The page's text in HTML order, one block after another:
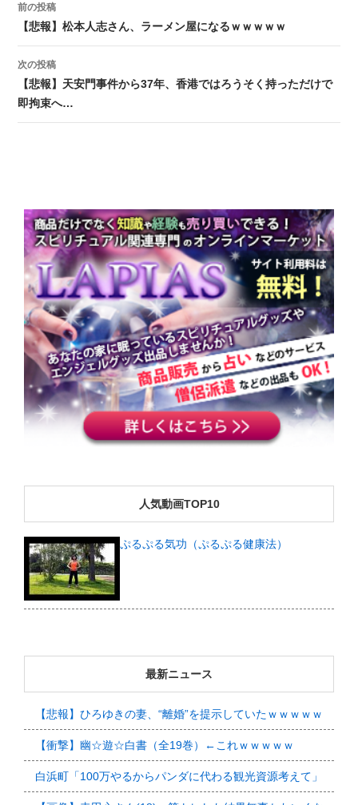
投稿ナビゲーション
前の投稿
【悲報】松本人志さん、ラーメン屋になるｗｗｗｗｗ
次の投稿
【悲報】天安門事件から37年、香港ではろうそく持っただけで
即拘束へ…
人気動画TOP10
ぷるぷる気功（ぷるぷる健康法）
最新ニュース
【悲報】ひろゆきの妻、“離婚”を提示していたｗｗｗｗｗ
【衝撃】幽☆遊☆白書（全19巻）←これｗｗｗｗｗ
白浜町「100万やるからパンダに代わる観光資源考えて」